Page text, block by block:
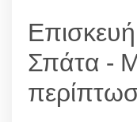
Σπάτα -